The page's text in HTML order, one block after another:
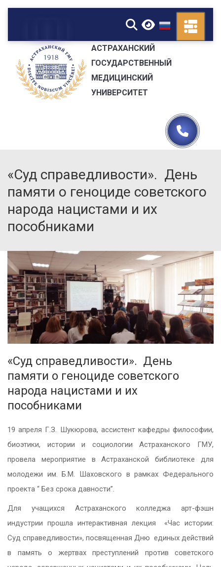
▼
АСТРАХАНСКИЙ
ГОСУДАРСТВЕННЫЙ
МЕДИЦИНСКИЙ
УНИВЕРСИТЕТ
«Суд справедливости». День
памяти о геноциде советского
народа нацистами и их
пособниками
«Суд справедливости». День
памяти о геноциде советского
народа нацистами и их
пособниками
19 апреля Г.З. Шукюрова, ассистент кафедры философии,
биоэтики, истории и социологии Астраханского ГМУ,
провела мероприятие в Астраханской библиотеке для
молодежи им. Б.М. Шаховского в рамках Федерального
проекта “ Без срока давности”.
Для учащихся Астраханского колледжа арт-фэшн
индустрии прошла интерактивная лекция «Час истории:
Суд справедливости», посвященная Дню единых действий
в память о жертвах преступлений против советского